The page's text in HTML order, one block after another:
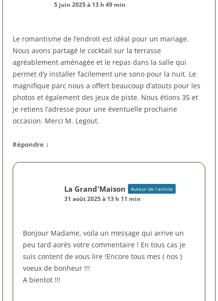
5 juin 2025 à 13 h 49 min
Le romantisme de l’endroit est idéal pour un mariage.
Nous avons partagé le cocktail sur la terrasse
agréablement aménagée et le repas dans la salle qui
permet d’y installer facilement une sono pour la nuit. Le
magnifique parc nous a offert beaucoup d’atouts pour les
photos et également des jeux de piste. Nous étions 35 et
je retiens l’adresse pour une éventuelle prochaine
occasion. Merci M. Legout.
Répondre ↓
La Grand'Maison Auteur de l’article
31 août 2025 à 13 h 11 min
Bonjour Madame, voila un message qui arrive un
peu tard aorès votre commentaire ! En tous cas je
suis content de vous lire !Encore tous mes ( nos )
voeux de bonheur !!!
A bientot !!!